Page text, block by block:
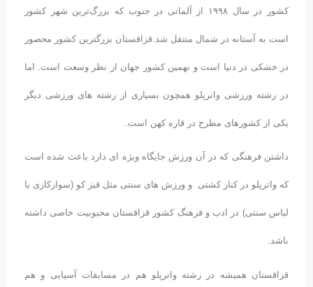
کشور در سال ۱۹۹۸ از آلماتی در جنوب که بزرگ‌ترین شهر کشور
است به آستانه در شمال منتقل شد.قزاقستان بزرگترین کشور محصور
در خشکی در دنیا است و نهمین کشور جهان از نظر وسعت است. اما
در رشته ورزشی واترپلو همچون بسیاری از رشته های ورزشی دیگر
یکی از کشورهای مطرح در قاره کهن است.
داشتن فرهنگی که در آن ورزش جایگاه ویژه ای دارد باعث شده است
که واترپلو در کنار کشتی و ورزش های سنتی مثل قیز کو (سوارکاری با
لباس سنتی) در ادب و فرهنگ کشور قزاقستان محبوبیت خاصی داشته
باشد.
قزاقستان همیشه در رشته واترپلو هم در مسابقات آسیایی و هم